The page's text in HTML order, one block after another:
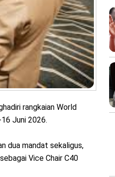
rangkaian World
Juni 2026.
dua mandat sekaligus,
Vice Chair C40